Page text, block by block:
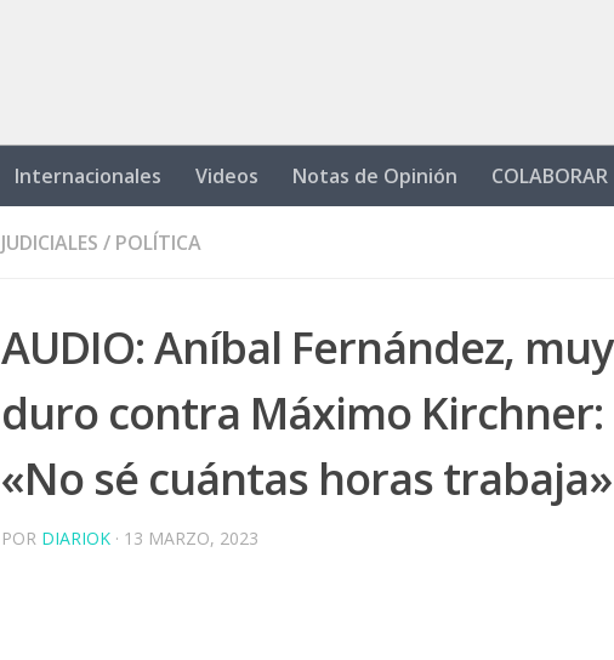
Internacionales Videos Notas de Opinión COLABORAR
JUDICIALES / POLÍTICA
AUDIO: Aníbal Fernández, muy
duro contra Máximo Kirchner:
«No sé cuántas horas trabaja»
POR DIARIOK · 13 MARZO, 2023